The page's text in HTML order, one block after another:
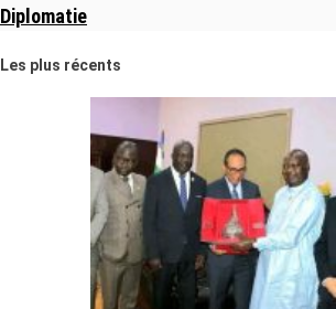
Diplomatie
Les plus récents